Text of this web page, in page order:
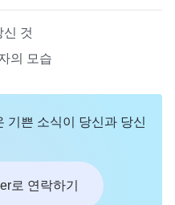
것
의 모습
기쁜 소식이 당신과 당신
로 연락하기